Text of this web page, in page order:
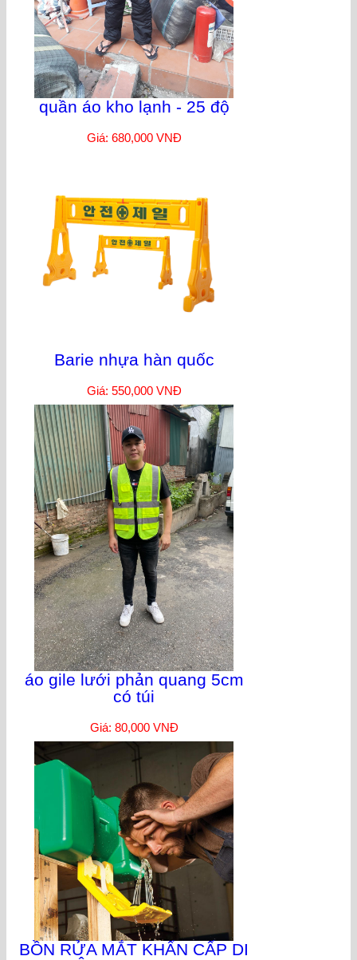
quần áo kho lạnh - 25 độ
Giá: 680,000 VNĐ
Barie nhựa hàn quốc
Giá: 550,000 VNĐ
áo gile lưới phản quang 5cm
có túi
Giá: 80,000 VNĐ
BỒN RỬA MẮT KHẨN CẤP DI